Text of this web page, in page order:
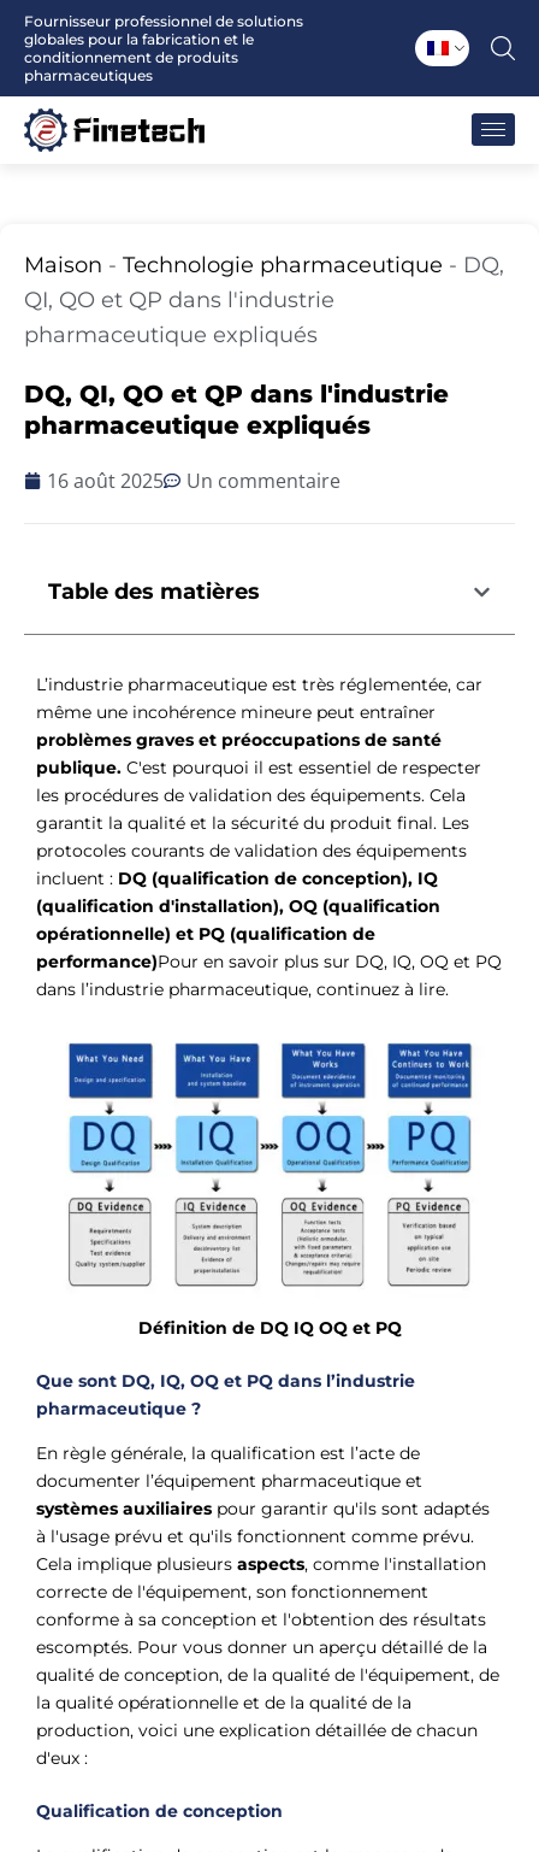
Aller
contenu
Fournisseur professionnel de solutions
globales pour la fabrication et le
conditionnement de produits
pharmaceutiques
Maison - Technologie pharmaceutique - DQ,
QI, QO et QP dans l'industrie
pharmaceutique expliqués
DQ, QI, QO et QP dans l'industrie
pharmaceutique expliqués
16 août 2025 Un commentaire
Table des matières
L’industrie pharmaceutique est très réglementée, car
même une incohérence mineure peut entraîner
problèmes graves et préoccupations de santé
publique. C'est pourquoi il est essentiel de respecter
les procédures de validation des équipements. Cela
garantit la qualité et la sécurité du produit final. Les
protocoles courants de validation des équipements
incluent : DQ (qualification de conception), IQ
(qualification d'installation), OQ (qualification
opérationnelle) et PQ (qualification de
performance)Pour en savoir plus sur DQ, IQ, OQ et PQ
dans l’industrie pharmaceutique, continuez à lire.
Définition de DQ IQ OQ et PQ
Que sont DQ, IQ, OQ et PQ dans l’industrie
pharmaceutique ?
En règle générale, la qualification est l’acte de
documenter l’équipement pharmaceutique et
systèmes auxiliaires pour garantir qu'ils sont adaptés
à l'usage prévu et qu'ils fonctionnent comme prévu.
Cela implique plusieurs aspects, comme l'installation
correcte de l'équipement, son fonctionnement
conforme à sa conception et l'obtention des résultats
escomptés. Pour vous donner un aperçu détaillé de la
qualité de conception, de la qualité de l'équipement, de
la qualité opérationnelle et de la qualité de la
production, voici une explication détaillée de chacun
d'eux :
Qualification de conception